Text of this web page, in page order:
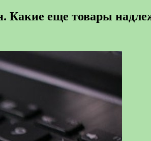
еще товары